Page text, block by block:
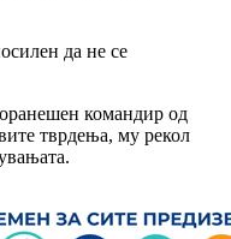
да не се
командир од
тврдења, му рекол